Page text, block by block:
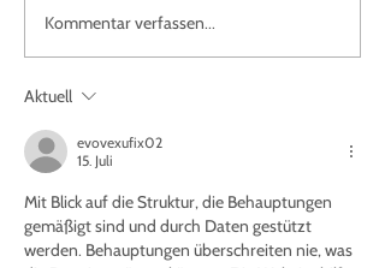
Kommentar verfassen...
Aktuell
evovexufix02
15. Juli
Mit Blick auf die Struktur, die Behauptungen
gemäßigt sind und durch Daten gestützt
werden. Behauptungen überschreiten nie, was